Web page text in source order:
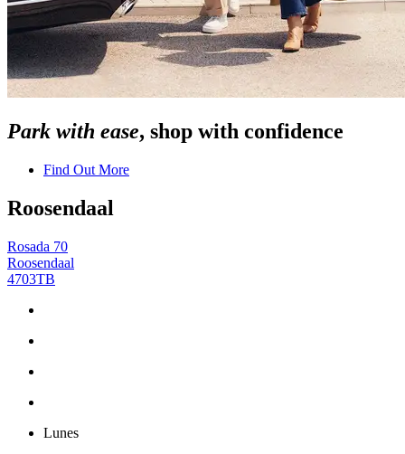
Park with ease, shop with confidence
Find Out More
Roosendaal
Rosada 70
Roosendaal
4703TB
Lunes